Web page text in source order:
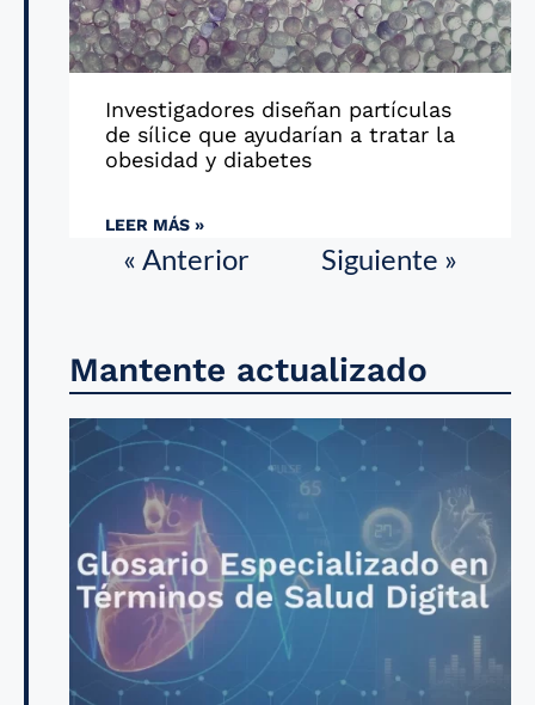
Investigadores diseñan partículas
de sílice que ayudarían a tratar la
obesidad y diabetes
LEER MÁS »
« Anterior Siguiente »
Mantente actualizado